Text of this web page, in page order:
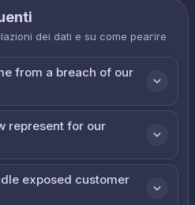
dei dati e su come реагire
from a breach of our
represent for our
exposed customer